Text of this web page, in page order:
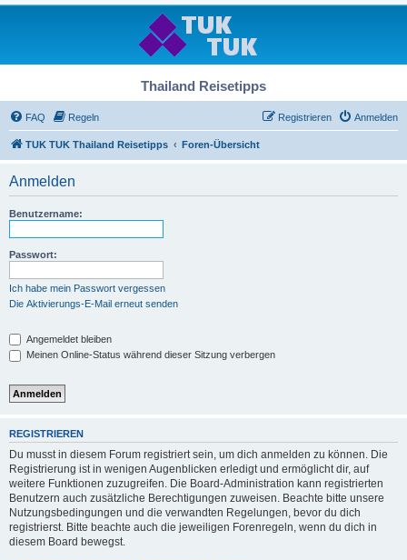
Thailand Reisetipps
FAQ Regeln Anmelden
Registrieren
TUK TUK Thailand Reisetipps Foren-Übersicht
Anmelden
Benutzername:
Passwort:
Ich habe mein Passwort vergessen
Die Aktivierungs-E-Mail erneut senden
Angemeldet bleiben
Meinen Online-Status während dieser Sitzung verbergen
REGISTRIEREN
Du musst in diesem Forum registriert sein, um dich anmelden zu können. Die
Registrierung ist in wenigen Augenblicken erledigt und ermöglicht dir, auf
weitere Funktionen zuzugreifen. Die Board-Administration kann registrierten
Benutzern auch zusätzliche Berechtigungen zuweisen. Beachte bitte unsere
Nutzungsbedingungen und die verwandten Regelungen, bevor du dich
registrierst. Bitte beachte auch die jeweiligen Forenregeln, wenn du dich in
diesem Board bewegst.